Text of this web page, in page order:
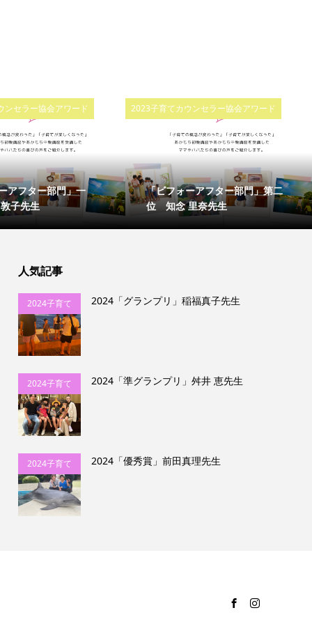
ンセラー協会アワード
アフター部門」一
子先生
2023子育てカウンセラー協会アワード
「ビフォーアフター部門」第二
位 知念 里奈先生
人気記事
2024子育て
カウンセラー
協会ビフォー
2024「グランプリ」稲福真子先生
2024子育て
カウンセラー
協会ビフォー
2024「準グランプリ」舛井 恵先生
2024子育て
カウンセラー
協会ビフォー
2024「優秀賞」前田真理先生